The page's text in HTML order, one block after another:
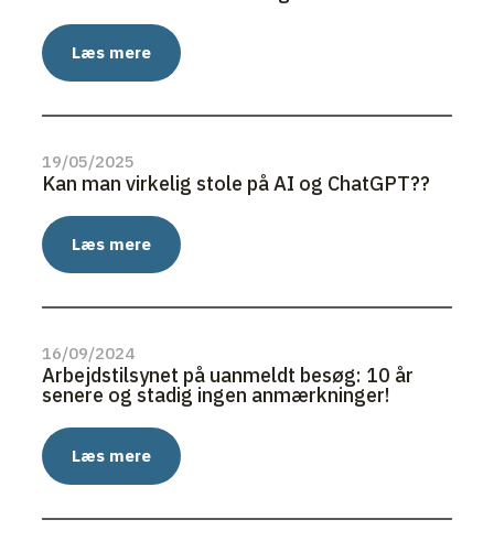
Læs mere
19/05/2025
Kan man virkelig stole på AI og ChatGPT??
Læs mere
16/09/2024
Arbejdstilsynet på uanmeldt besøg: 10 år
senere og stadig ingen anmærkninger!
Læs mere